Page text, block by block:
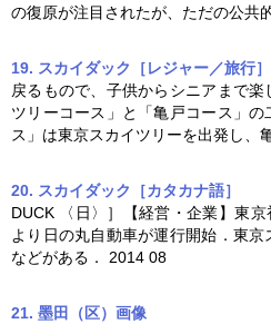
の復原が注目されたが、ただの公共
19. スカイダック［レジャー／旅行］
戻るもので、子供からシニアまで楽
ツリーコース」と「亀戸コース」の
ス」は東京スカイツリーを出発し、
20. スカイダック［カタカナ語］
DUCK 〈日〉］【経営・企業】東
より日の丸自動車が運行開始． 東京
などがある． 2014 08
21. 墨田（区） 画像